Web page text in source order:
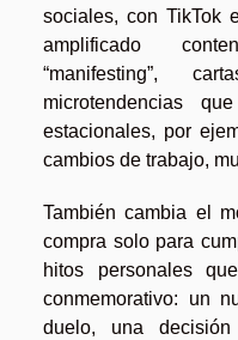
sociales, con TikTok
amplificado
“manifesting”,
microtendencias
estacionales, por
cambios de trabajo,
También cambia el
compra solo para
hitos personales
conmemorativo: un
duelo, una